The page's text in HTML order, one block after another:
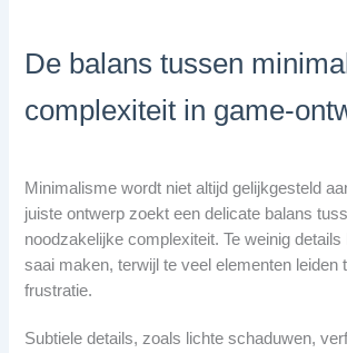
De balans tussen
complexiteit in game-
Minimalisme wordt niet altijd gelijkgesteld
juiste ontwerp zoekt een delicate balans
noodzakelijke complexiteit. Te weinig details
saai maken, terwijl te veel elementen leiden
frustratie.
Subtiele details, zoals lichte schaduwen,